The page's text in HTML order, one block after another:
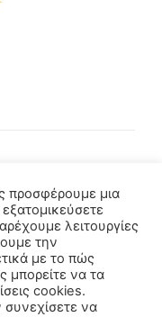
προσφέρουμε μια
λειτουργίες
την
με το πώς
μπορείτε να τα
cookies.
να